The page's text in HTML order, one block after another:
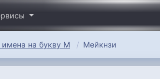
на букву М Мейкнзи